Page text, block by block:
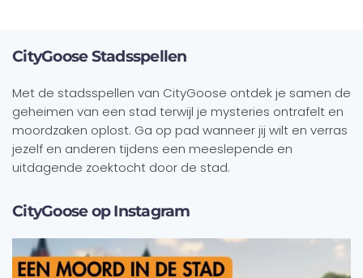
CityGoose Stadsspellen
Met de stadsspellen van CityGoose ontdek je samen de
geheimen van een stad terwijl je mysteries ontrafelt en
moordzaken oplost. Ga op pad wanneer jij wilt en verras
jezelf en anderen tijdens een meeslepende en
uitdagende zoektocht door de stad.
CityGoose op Instagram